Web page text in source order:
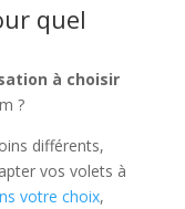
quel
à choisir
?
différents,
vos volets à
votre choix,